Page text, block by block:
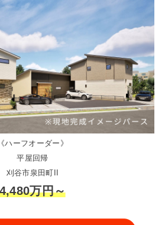
《ハーフオーダー》
平屋回帰
刈谷市泉田町II
4,480万円～